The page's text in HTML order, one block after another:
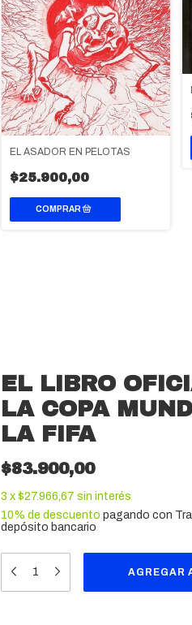
EL ASADOR EN PELOTAS
$25.900,00
EL LIBRO
LA COPA
LA FIFA
$83.900,00
3 x$27.966,67 sin interés
10% de descuento pagando con
depósito bancario